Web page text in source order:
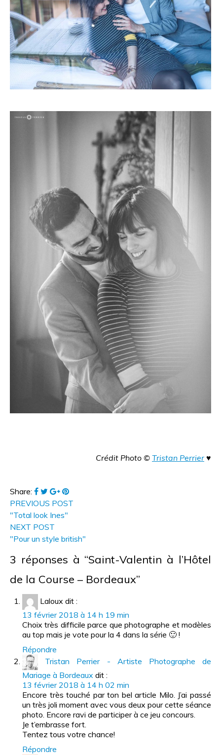
Crédit Photo © Tristan Perrier ♥
Share:
PREVIOUS POST
"Total look Ines"
NEXT POST
"Pour un style british"
3 réponses à “Saint-Valentin à l’Hôtel
de la Course – Bordeaux”
Laloux dit :
13 février 2018 à 14 h 19 min
Choix très difficile parce que photographe et modèles
au top mais je vote pour la 4 dans la série 🙂 !
Répondre
Tristan Perrier - Artiste Photographe de
Mariage à Bordeaux dit :
13 février 2018 à 14 h 02 min
Encore très touché par ton bel article Milo. J’ai passé
un très joli moment avec vous deux pour cette séance
photo. Encore ravi de participer à ce jeu concours.
Je t’embrasse fort.
Tentez tous votre chance!
Répondre